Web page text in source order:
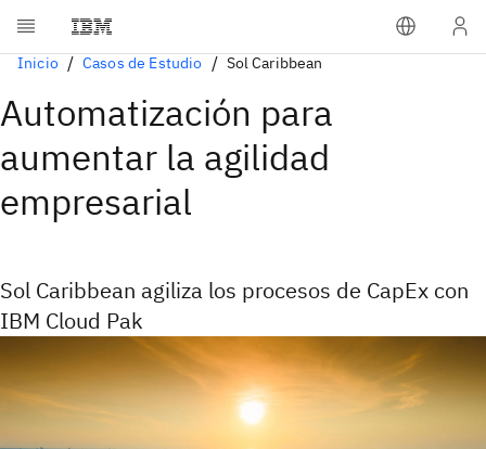
Inicio Casos de Estudio Sol Caribbean
Automatización para
aumentar la agilidad
empresarial
Sol Caribbean agiliza los procesos de CapEx con
IBM Cloud Pak